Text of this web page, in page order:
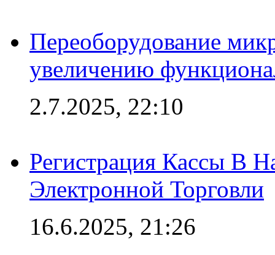
Переоборудование
увеличению
2.7.2025, 22:10
Регистрация Кассы В
Электронной Торговли
16.6.2025, 21:26